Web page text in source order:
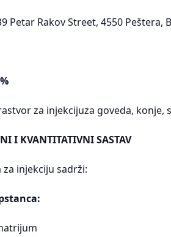
Petar Rakov Street, 4550 Peštera,
za injekcijuza goveda,
I KVANTITATIVNI SASTAV
injekciju sadrži: